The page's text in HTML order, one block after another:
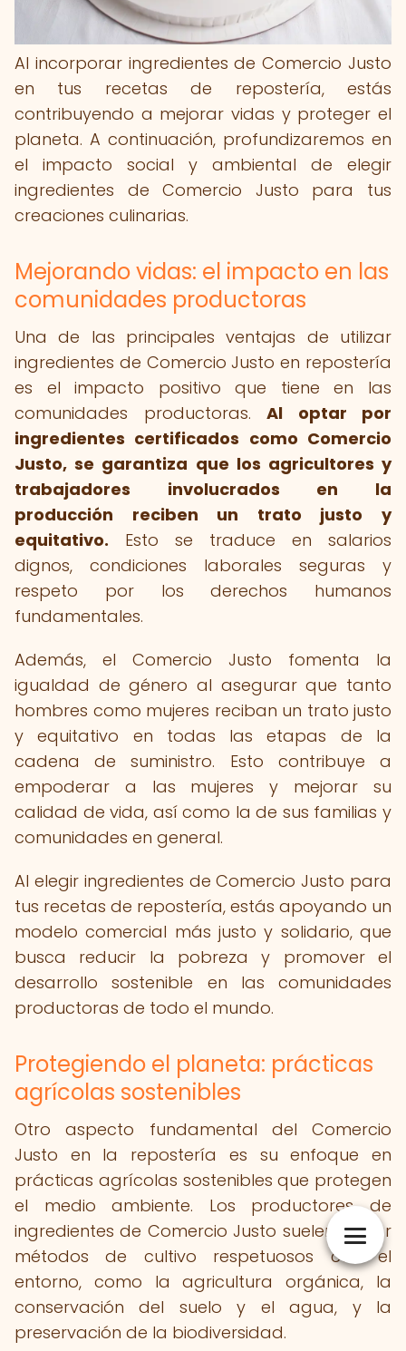
Al incorporar ingredientes de Comercio Justo
en tus recetas de repostería, estás
contribuyendo a mejorar vidas y proteger el
planeta. A continuación, profundizaremos en
el impacto social y ambiental de elegir
ingredientes de Comercio Justo para tus
creaciones culinarias.
Mejorando vidas: el impacto en las
comunidades productoras
Una de las principales ventajas de utilizar
ingredientes de Comercio Justo en repostería
es el impacto positivo que tiene en las
comunidades productoras. Al optar por
ingredientes certificados como Comercio
Justo, se garantiza que los agricultores y
trabajadores involucrados en la
producción reciben un trato justo y
equitativo. Esto se traduce en salarios
dignos, condiciones laborales seguras y
respeto por los derechos humanos
fundamentales.
Además, el Comercio Justo fomenta la
igualdad de género al asegurar que tanto
hombres como mujeres reciban un trato justo
y equitativo en todas las etapas de la
cadena de suministro. Esto contribuye a
empoderar a las mujeres y mejorar su
calidad de vida, así como la de sus familias y
comunidades en general.
Al elegir ingredientes de Comercio Justo para
tus recetas de repostería, estás apoyando un
modelo comercial más justo y solidario, que
busca reducir la pobreza y promover el
desarrollo sostenible en las comunidades
productoras de todo el mundo.
Protegiendo el planeta: prácticas
agrícolas sostenibles
Otro aspecto fundamental del Comercio
Justo en la repostería es su enfoque en
prácticas agrícolas sostenibles que protegen
el medio ambiente. Los productores de
ingredientes de Comercio Justo suelen utilizar
métodos de cultivo respetuosos con el
entorno, como la agricultura orgánica, la
conservación del suelo y el agua, y la
preservación de la biodiversidad.